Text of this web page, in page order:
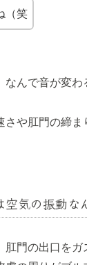
（笑
なんで音が変わ
さや肛門の締ま
空気の振動な
肛門の出口をガ